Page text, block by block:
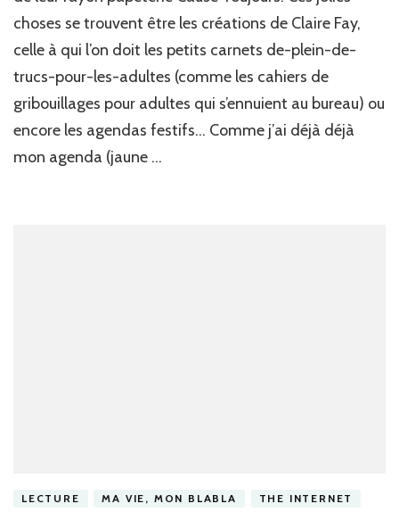
choses se trouvent être les créations de Claire Fay,
celle à qui l’on doit les petits carnets de-plein-de-
trucs-pour-les-adultes (comme les cahiers de
gribouillages pour adultes qui s’ennuient au bureau) ou
encore les agendas festifs… Comme j’ai déjà déjà
mon agenda (jaune …
LECTURE MA VIE, MON BLABLA
THE INTERNET